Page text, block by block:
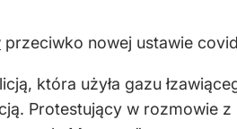
przeciwko nowej ustawie
która użyła gazu
Protestujący w rozmowie